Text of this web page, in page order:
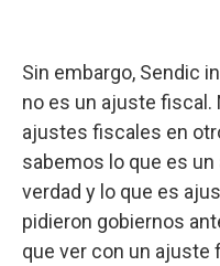
Sin embargo, Sendic
no es un ajuste
ajustes fiscales en
sabemos lo que es
verdad y lo que es
pidieron gobiernos
que ver con un ajuste